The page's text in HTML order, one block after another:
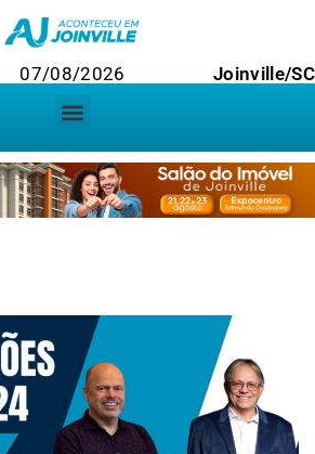
07/08/2026 Joinville/SC